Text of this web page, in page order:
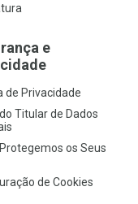
e
de Privacidade
Titular de Dados
os Seus
de Cookies